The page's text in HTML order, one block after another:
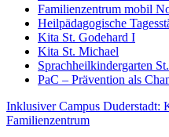
Familienzentrum mobil
Heilpädagogische
Kita St. Godehard I
Kita St. Michael
Sprachheilkindergarten
PaC – Prävention als
Inklusiver Campus
Familienzentrum